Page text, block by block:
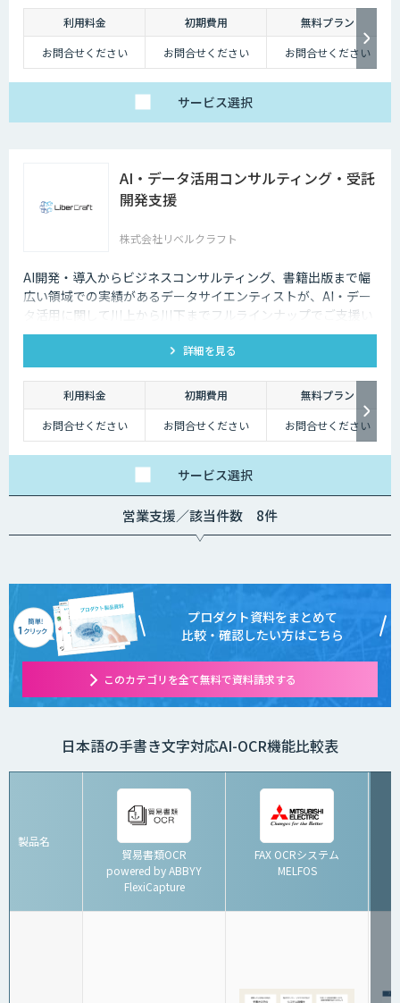
利用料金 初期費用
無料プラン
お問合せください
お問合せください お問合せください
サービス選択
AI・データ活用コンサルティング・受託
開発支援
株式会社リベルクラフト
AI開発・導入からビジネスコンサルティング、書籍出版まで幅
広い領域での実績があるデータサイエンティストが、AI・デー
タ活用に関して川上から川下までフルラインナップでご支援い
たします。
詳細を見る
利用料金 初期費用
無料プラン
お問合せください
お問合せください お問合せください
サービス選択
営業支援／該当件数 8件
プロダクト資料をまとめて
比較・確認したい方はこちら
このカテゴリを全て無料で資料請求する
日本語の手書き文字対応AI-OCR機能比較表
製品名
貿易書類OCR
powered by ABBYY
FlexiCapture
FAX OCRシステム
MELFOS